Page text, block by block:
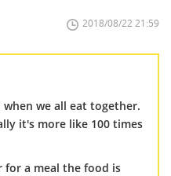
2018/08/22 21:59
we all eat together.
it's more like 100 times
for a meal the food is